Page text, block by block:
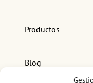
Productos
Blog